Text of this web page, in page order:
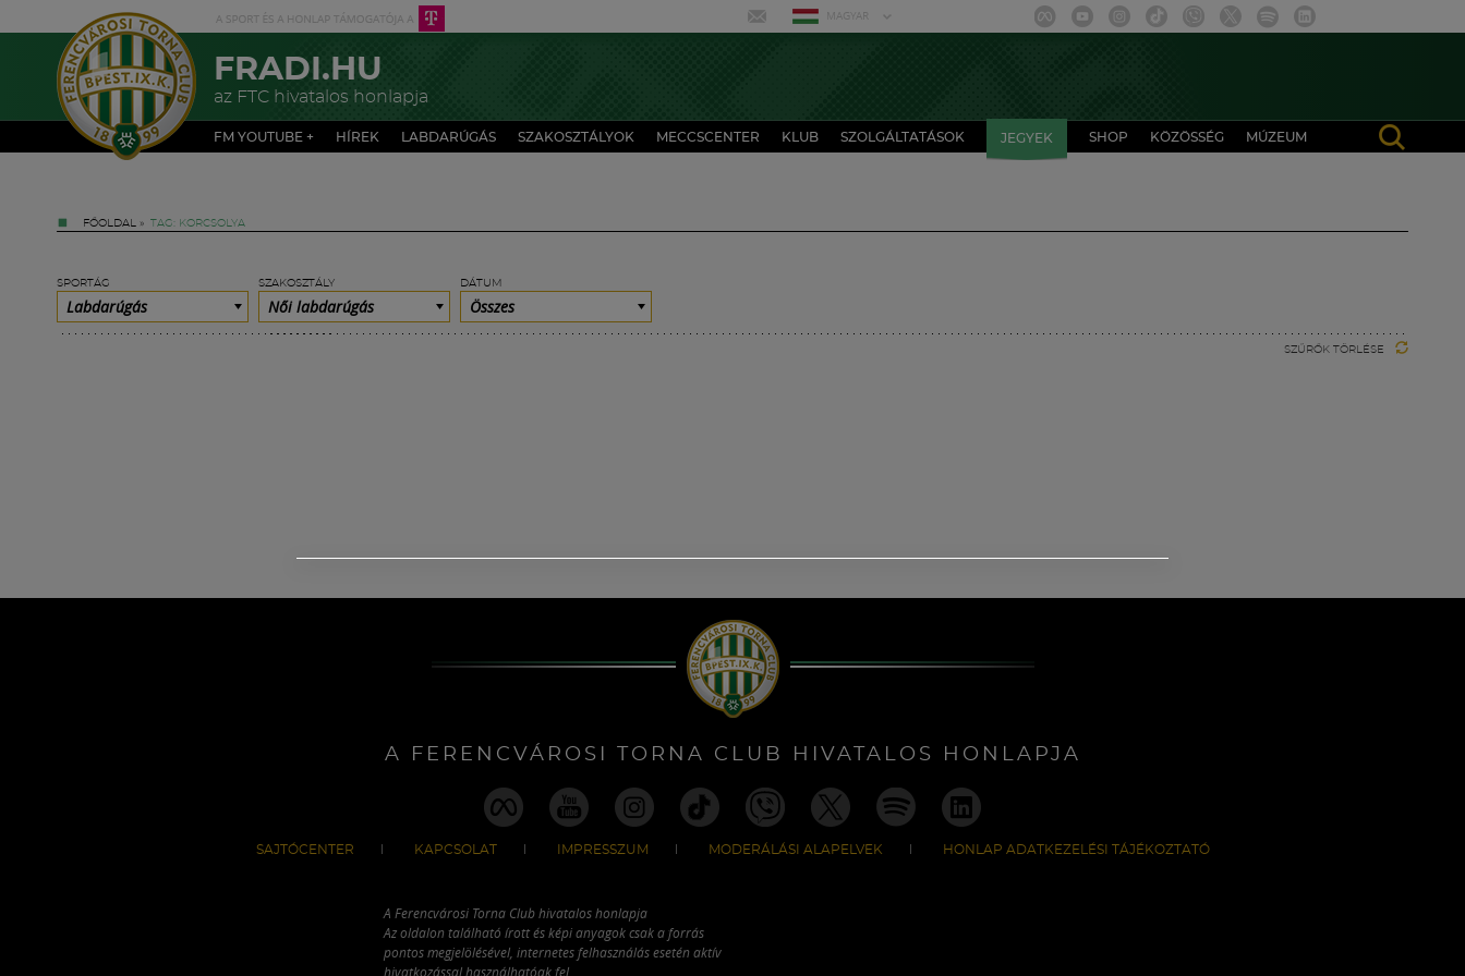
MAGYAR
FRADI.HU
az FTC hivatalos honlapja
FM YOUTUBE + HÍREK LABDARÚGÁS SZAKOSZTÁLYOK MECCSCENTER KLUB SZOLGÁLTATÁSOK JEGYEK SHOP KÖZÖSSÉG MÚZEUM
FŐOLDAL » TAG: KORCSOLYA
SPORTÁG
Labdarúgás
SZAKOSZTÁLY
Női labdarúgás
DÁTUM
Összes
SZŰRŐK TÖRLÉSE
A FERENCVÁROSI TORNA CLUB HIVATALOS HONLAPJA
SAJTÓCENTER KAPCSOLAT IMPRESSZUM MODERÁLÁSI ALAPELVEK HONLAP ADATKEZELÉSI TÁJÉKOZTATÓ
A Ferencvárosi Torna Club hivatalos honlapja
Az oldalon található írott és képi anyagok csak a forrás
pontos megjelölésével, internetes felhasználás esetén aktív
hivatkozással használhatóak fel.